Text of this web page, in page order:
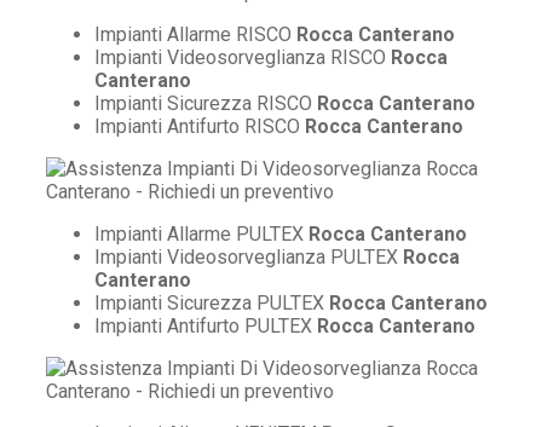
Impianti Allarme RISCO Rocca Canterano
Impianti Videosorveglianza RISCO Rocca
Canterano
Impianti Sicurezza RISCO Rocca Canterano
Impianti Antifurto RISCO Rocca Canterano
Impianti Allarme PULTEX Rocca Canterano
Impianti Videosorveglianza PULTEX Rocca
Canterano
Impianti Sicurezza PULTEX Rocca Canterano
Impianti Antifurto PULTEX Rocca Canterano